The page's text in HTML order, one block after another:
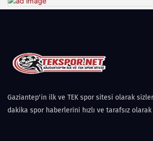
Gaziantep'in ilk ve TEK spor sitesi olarak
dakika spor haberlerini hızlı ve tarafsız olarak